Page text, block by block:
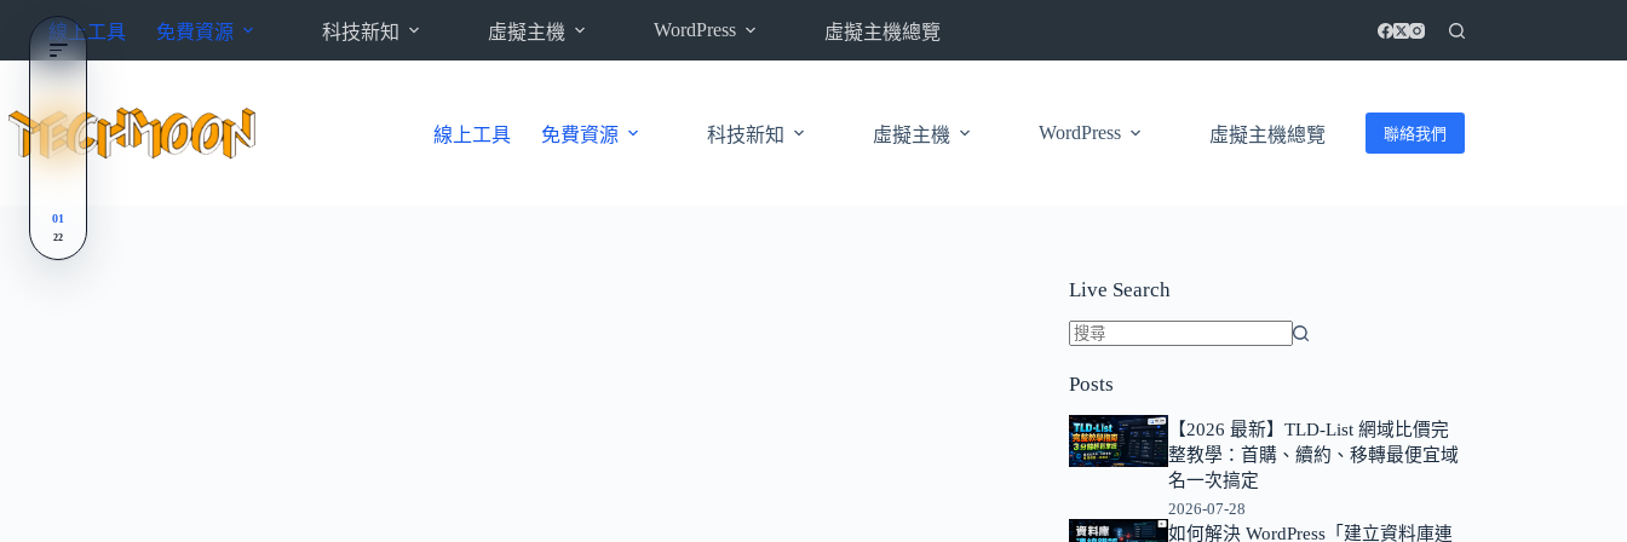
內
線上工具 免費資源 科技新知 虛擬主機 WordPress 虛擬主機總覽
線上工具 免費資源 科技新知 虛擬主機 WordPress 虛擬主機總覽 聯絡我們
Live Search
不
到
符
件
Posts
【2026 最新】TLD-List 網域比價完
整教學：首購、續約、移轉最便宜域
名一次搞定
2026-07-28
如何解決 WordPress「建立資料庫連
01
22